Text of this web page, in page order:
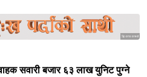
Sponsored
सवारी बजार ६३ लाख युनिट पुग्ने